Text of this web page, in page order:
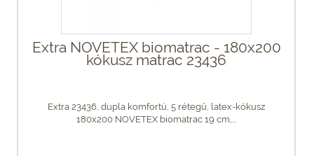
Extra NOVETEX biomatrac - 180x200
kókusz matrac 23436
Extra 23436, dupla komfortú, 5 rétegű, latex-kókusz
180x200 NOVETEX biomatrac 19 cm,...